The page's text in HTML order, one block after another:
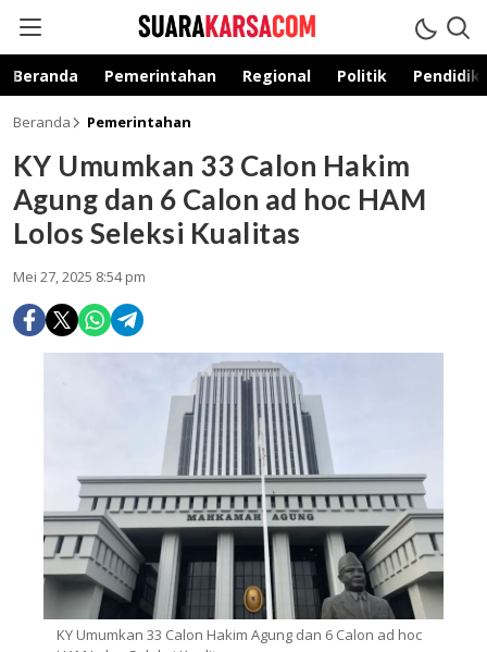
suarakarsa.com
Informasi terpercaya
Beranda Pemerintahan Regional Politik
Beranda Pemerintahan
KY Umumkan 33 Calon Hakim
Agung dan 6 Calon ad hoc HAM
Lolos Seleksi Kualitas
Mei 27, 2025 8:54 pm
KY Umumkan 33 Calon Hakim Agung dan 6 Calon ad hoc